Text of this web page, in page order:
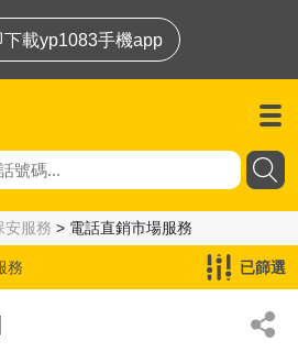
下載yp1083手機app
安服務 > 電話直銷市場服務
務 已篩選